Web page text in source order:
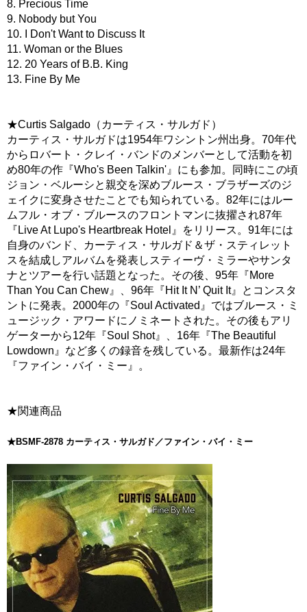
8. Precious Time
9. Nobody but You
10. I Don't Want to Discuss It
11. Woman or the Blues
12. 20 Years of B.B. King
13. Fine By Me
★Curtis Salgado（カーティス・サルガド）
カーティス・サルガドは1954年ワシントン州出身。70年代
からロバート・クレイ・バンドのメンバーとして活動を初
め80年の作『Who's Been Talkin'』にも参加。同時にこの頃
ジョン・ベルーシと親交を深めブルース・ブラザーズのジ
ェイクに変身させたことでも知られている。82年にはルー
ムフル・オブ・ブルースのフロントマンに抜擢され87年
『Live At Lupo's Heartbreak Hotel』をリリース。91年には
自身のバンド、カーティス・サルガド＆ザ・スティレット
スを結成しアルバムを発表しスティーヴ・ミラーやサンタ
ナとツアーを行い話題となった。その後、95年『More
Than You Can Chew』、96年『Hit It N’ Quit It』とコンスタ
ントに発表。2000年の『Soul Activated』ではブルース・ミ
ュージック・アワードにノミネートされた。その後もアリ
ゲーターから12年『Soul Shot』、16年『The Beautiful
Lowdown』など多くの録音を残している。最新作は24年
『ファイン・バイ・ミー』。
★関連商品
★BSMF-2878 カーティス・サルガド／ファイン・バイ・ミー